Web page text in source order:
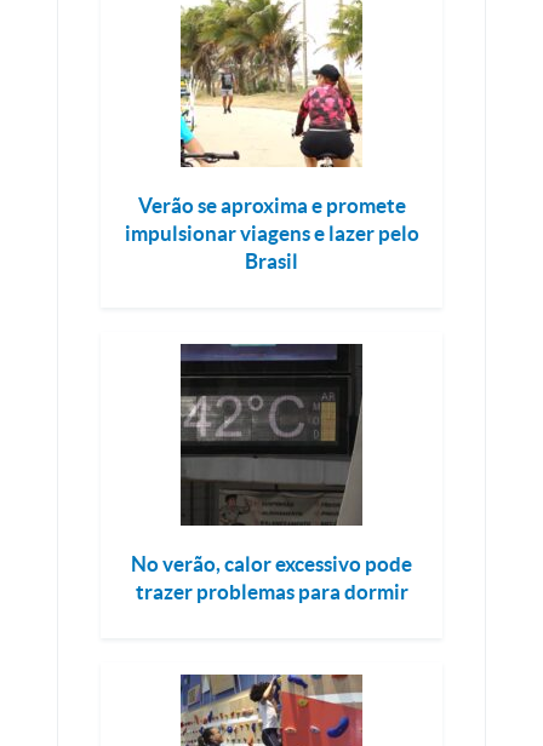
Verão se aproxima e promete
impulsionar viagens e lazer pelo
Brasil
No verão, calor excessivo pode
trazer problemas para dormir